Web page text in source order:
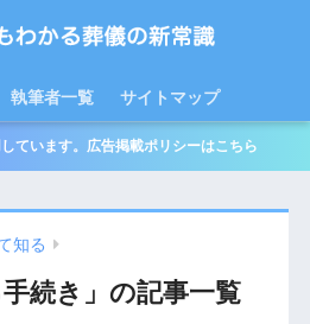
執筆者一覧 サイトマップ
ています。広告掲載ポリシーはこちら
知る
手続き」の記事一覧